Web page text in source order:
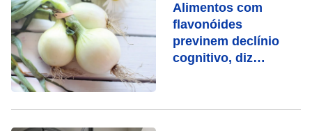
Alimentos com
flavonóides
previnem declínio
cognitivo, diz